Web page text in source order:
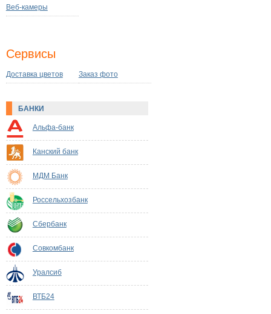
Веб-камеры
Сервисы
Доставка цветов Заказ фото
БАНКИ
Альфа-банк
Канский банк
МДМ Банк
Россельхозбанк
Сбербанк
Совкомбанк
Уралсиб
ВТБ24